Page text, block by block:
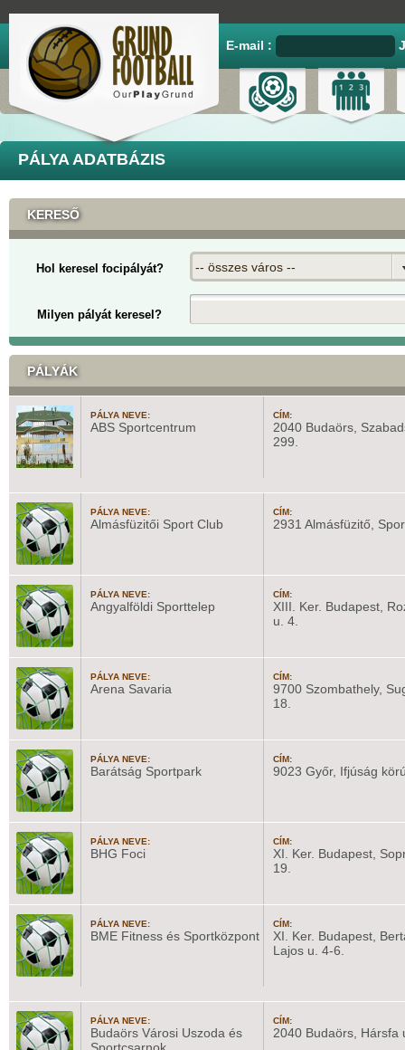
E-mail :
PÁLYA ADATBÁZIS
KERESŐ
Hol keresel focipályát? -- összes város --
Milyen pályát keresel?
PÁLYÁK
PÁLYA NEVE:
ABS Sportcentrum
CÍM:
2040 Budaörs,
299.
PÁLYA NEVE:
Almásfüzitői Sport Club
CÍM:
2931 Almásfüzitő,
PÁLYA NEVE:
Angyalföldi Sporttelep
CÍM:
XIII. Ker. Budapest,
u. 4.
PÁLYA NEVE:
Arena Savaria
CÍM:
9700 Szombathely,
18.
PÁLYA NEVE:
Barátság Sportpark
CÍM:
9023 Győr, Ifjúság
PÁLYA NEVE:
BHG Foci
CÍM:
XI. Ker. Budapest,
19.
PÁLYA NEVE:
BME Fitness és Sportközpont
CÍM:
XI. Ker. Budapest,
Lajos u. 4-6.
PÁLYA NEVE:
Budaörs Városi Uszoda és
CÍM:
2040 Budaörs, Hársfa